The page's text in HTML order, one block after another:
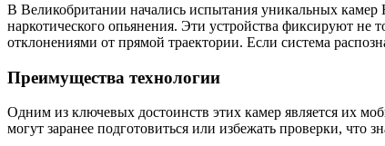
В Великобритании начались испытания уникальных камер
наркотического опьянения. Эти устройства фиксируют
отклонениями от прямой траектории. Если система
Преимущества технологии
Одним из ключевых достоинств этих камер является их
могут заранее подготовиться или избежать проверки,